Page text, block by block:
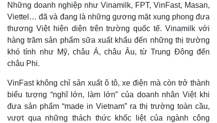
Hồ sơ
E-Magazine
Infographic
Những doanh nghiệp như Vinamilk, FPT, VinFast, Masan,
Viettel… đã và đang là những gương mặt xung phong đưa
thương Việt hiện diện trên trường quốc tế. Vinamilk với
hàng trăm sản phẩm sữa xuất khẩu đến những thị trường
khó tính như Mỹ, châu Á, châu Âu, từ Trung Đông đến
châu Phi.
VinFast không chỉ sản xuất ô tô, xe điện mà còn trở thành
biểu tượng “nghĩ lớn, làm lớn” của doanh nhân Việt khi
đưa sản phẩm “made in Vietnam” ra thị trường toàn cầu,
vượt qua những thách thức khốc liệt của ngành công